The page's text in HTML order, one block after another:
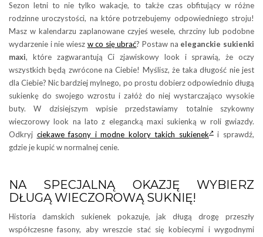
Sezon letni to nie tylko wakacje, to także czas obfitujący w różne
rodzinne uroczystości, na które potrzebujemy odpowiedniego stroju!
Masz w kalendarzu zaplanowane czyjeś wesele, chrzciny lub podobne
wydarzenie i nie wiesz w co się ubrać? Postaw na eleganckie sukienki
maxi, które zagwarantują Ci zjawiskowy look i sprawią, że oczy
wszystkich będą zwrócone na Ciebie! Myślisz, że taka długość nie jest
dla Ciebie? Nic bardziej mylnego, po prostu dobierz odpowiednio długą
sukienkę do swojego wzrostu i załóż do niej wystarczająco wysokie
buty. W dzisiejszym wpisie przedstawiamy totalnie szykowny
wieczorowy look na lato z elegancką maxi sukienką w roli gwiazdy.
Odkryj ciekawe fasony i modne kolory takich sukienek i sprawdź,
gdzie je kupić w normalnej cenie.
NA SPECJALNĄ OKAZJĘ WYBIERZ
DŁUGĄ WIECZOROWĄ SUKNIĘ!
Historia damskich sukienek pokazuje, jak długą drogę przeszły
współczesne fasony, aby wreszcie stać się kobiecymi i wygodnymi